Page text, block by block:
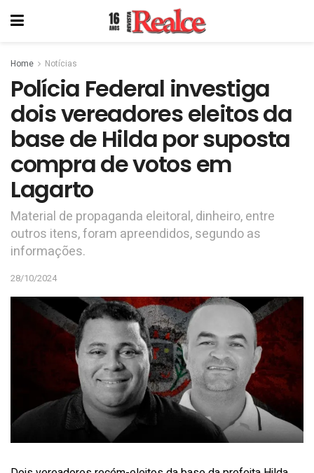
Home Notícias
Polícia Federal investiga
dois vereadores eleitos da
base de Hilda por suposta
compra de votos em
Lagarto
Material de propaganda eleitoral, dinheiro, entre
outros itens, foram apreendidos, segundo as
informações.
28/10/2024